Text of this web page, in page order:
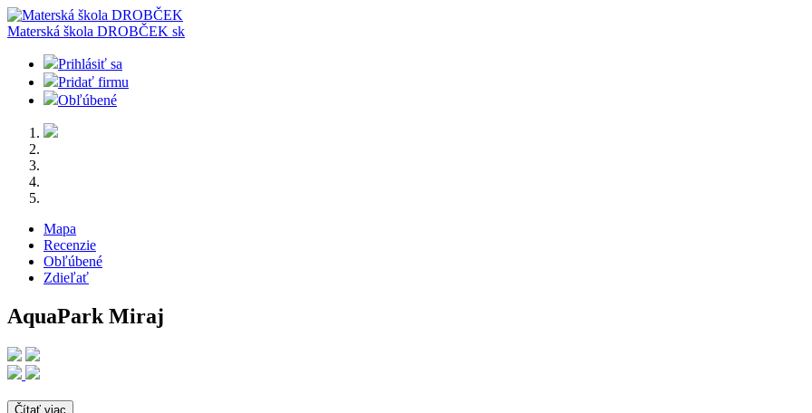
Materská škola DROBČEK sk
Prihlásiť sa
Pridať firmu
Obľúbené
Mapa
Recenzie
Obľúbené
Zdieľať
AquaPark Miraj
Čítať viac